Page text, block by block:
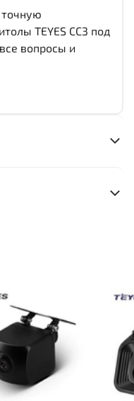
TEYES CC3 под
вопросы и